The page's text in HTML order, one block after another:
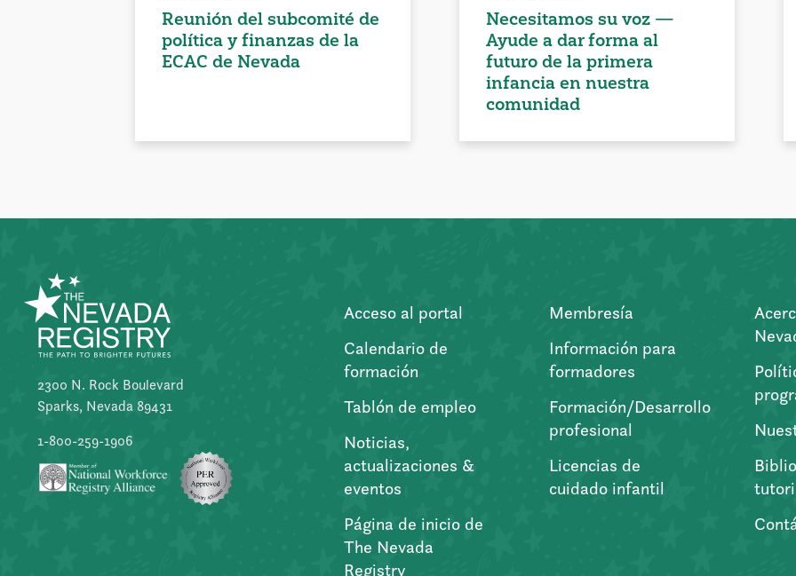
Reunión del subcomité de
política y finanzas de la
ECAC de Nevada
Necesitamos su voz —
Ayude a dar forma al
futuro de la primera
infancia en nuestra
comunidad
2300 N. Rock Boulevard
Sparks, Nevada 89431
1-800-259-1906
Acceso al portal
Calendario de
formación
Tablón de empleo
Noticias,
actualizaciones &
eventos
Página de inicio de
The Nevada
Registry
Membresía
Información para
formadores
Formación/Desarrollo
profesional
Licencias de
cuidado infantil